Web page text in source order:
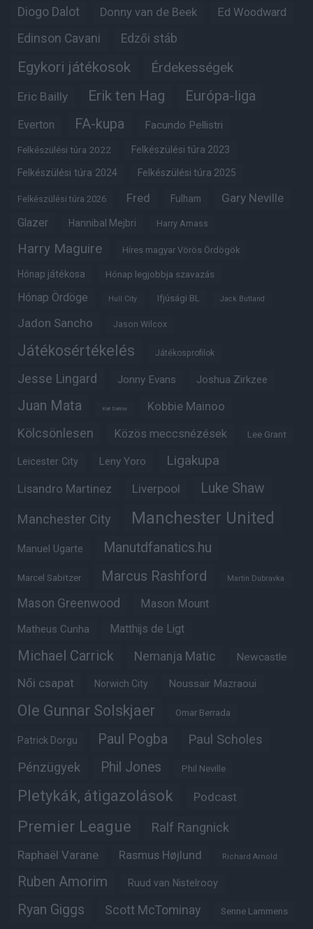
Diogo Dalot Donny van de Beek Ed Woodward
Edinson Cavani Edzői stáb
Egykori játékosok Érdekességek
Eric Bailly Erik ten Hag Európa-liga
Everton FA-kupa Facundo Pellistri
Felkészülési túra 2022 Felkészülési túra 2023
Felkészülési túra 2024 Felkészülési túra 2025
Felkészülési túra 2026 Fred Fulham Gary Neville
Glazer Hannibal Mejbri Harry Amass
Harry Maguire Híres magyar Vörös Ördögök
Hónap játékosa Hónap legjobbja szavazás
Hónap Ördöge Hull City Ifjúsági BL Jack Butland
Jadon Sancho Jason Wilcox
Játékosértékelés Játékosprofilok
Jesse Lingard Jonny Evans Joshua Zirkzee
Juan Mata Karl Darlow Kobbie Mainoo
Kölcsönlesen Közös meccsnézések Lee Grant
Leicester City Leny Yoro Ligakupa
Lisandro Martinez Liverpool Luke Shaw
Manchester City Manchester United
Manuel Ugarte Manutdfanatics.hu
Marcel Sabitzer Marcus Rashford Martin Dubravka
Mason Greenwood Mason Mount
Matheus Cunha Matthijs de Ligt
Michael Carrick Nemanja Matic Newcastle
Női csapat Norwich City Noussair Mazraoui
Ole Gunnar Solskjaer Omar Berrada
Patrick Dorgu Paul Pogba Paul Scholes
Pénzügyek Phil Jones Phil Neville
Pletykák, átigazolások Podcast
Premier League Ralf Rangnick
Raphaël Varane Rasmus Højlund Richard Arnold
Ruben Amorim Ruud van Nistelrooy
Ryan Giggs Scott McTominay Senne Lammens